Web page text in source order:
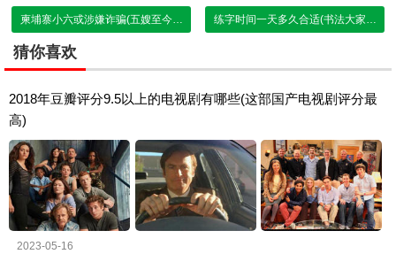
柬埔寨小六或涉嫌诈骗(五嫂至今下落不明) 练字时间一天多久合适(书法大家说练字时间决定了你的水平)
猜你喜欢
2018年豆瓣评分9.5以上的电视剧有哪些(这部国产电视剧评分最
高)
2023-05-16